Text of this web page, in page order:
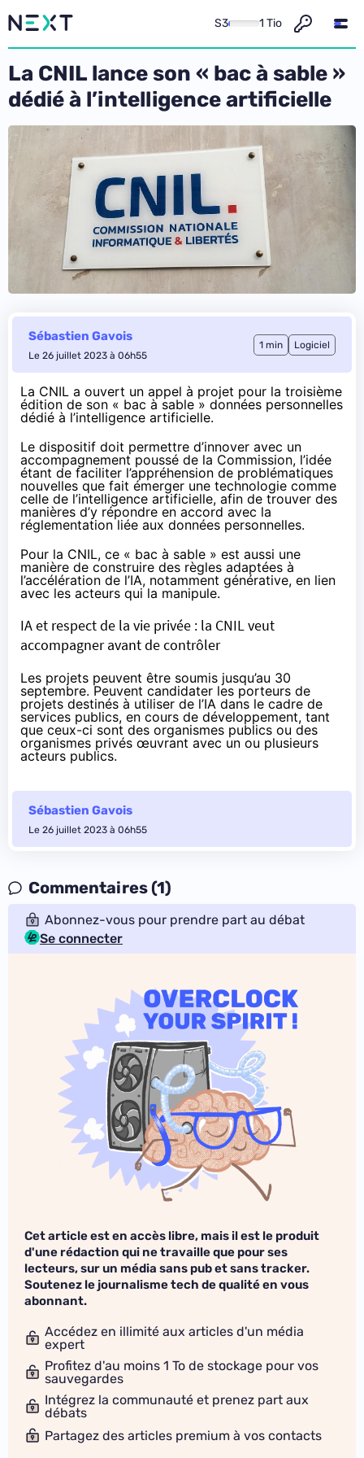
S3 1 Tio
La CNIL lance son « bac à sable »
dédié à l’intelligence artificielle
Sébastien Gavois
Le 26 juillet 2023 à 06h55
1 min Logiciel
La CNIL a ouvert un appel à projet pour la troisième
édition de son « bac à sable » données personnelles
dédié à l’intelligence artificielle.
Le dispositif doit permettre d’innover avec un
accompagnement poussé de la Commission, l’idée
étant de faciliter l’appréhension de problématiques
nouvelles que fait émerger une technologie comme
celle de l’intelligence artificielle, afin de trouver des
manières d’y répondre en accord avec la
réglementation liée aux données personnelles.
Pour la CNIL, ce « bac à sable » est aussi une
manière de construire des règles adaptées à
l’accélération de l’IA, notamment générative, en lien
avec les acteurs qui la manipule.
IA et respect de la vie privée : la CNIL veut
accompagner avant de contrôler
Les projets peuvent être soumis jusqu’au 30
septembre. Peuvent candidater les porteurs de
projets destinés à utiliser de l’IA dans le cadre de
services publics, en cours de développement, tant
que ceux-ci sont des organismes publics ou des
organismes privés œuvrant avec un ou plusieurs
acteurs publics.
Sébastien Gavois
Le 26 juillet 2023 à 06h55
Commentaires (1)
Abonnez-vous pour prendre part au débat
Se connecter
Cet article est en accès libre, mais il est le produit
d'une rédaction qui ne travaille que pour ses
lecteurs, sur un média sans pub et sans tracker.
Soutenez le journalisme tech de qualité en vous
abonnant.
Accédez en illimité aux articles d'un média
expert
Profitez d'au moins 1 To de stockage pour vos
sauvegardes
Intégrez la communauté et prenez part aux
débats
Partagez des articles premium à vos contacts